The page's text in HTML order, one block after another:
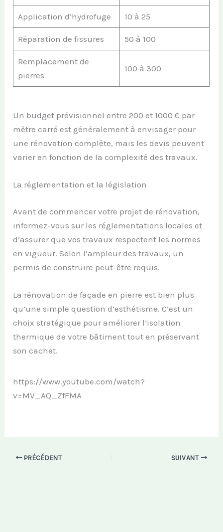
Application d’hydrofuge 10 à 25
Réparation de fissures 50 à 100
Remplacement de
pierres
100 à 300
Un budget prévisionnel entre 200 et 1000 € par
mètre carré est généralement à envisager pour
une rénovation complète, mais les devis peuvent
varier en fonction de la complexité des travaux.
La réglementation et la législation
Avant de commencer votre projet de rénovation,
informez-vous sur les réglementations locales et
d’assurer que vos travaux respectent les normes
en vigueur. Selon l’ampleur des travaux, un
permis de construire peut-être requis.
La rénovation de façade en pierre est bien plus
qu’une simple question d’esthétisme. C’est un
choix stratégique pour améliorer l’isolation
thermique de votre bâtiment tout en préservant
son cachet.
https://www.youtube.com/watch?
v=MV_AQ_ZfFMA
PRÉCÉDENT SUIVANT